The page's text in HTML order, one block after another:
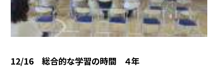
12/16 総合的な学習の時間 ４年